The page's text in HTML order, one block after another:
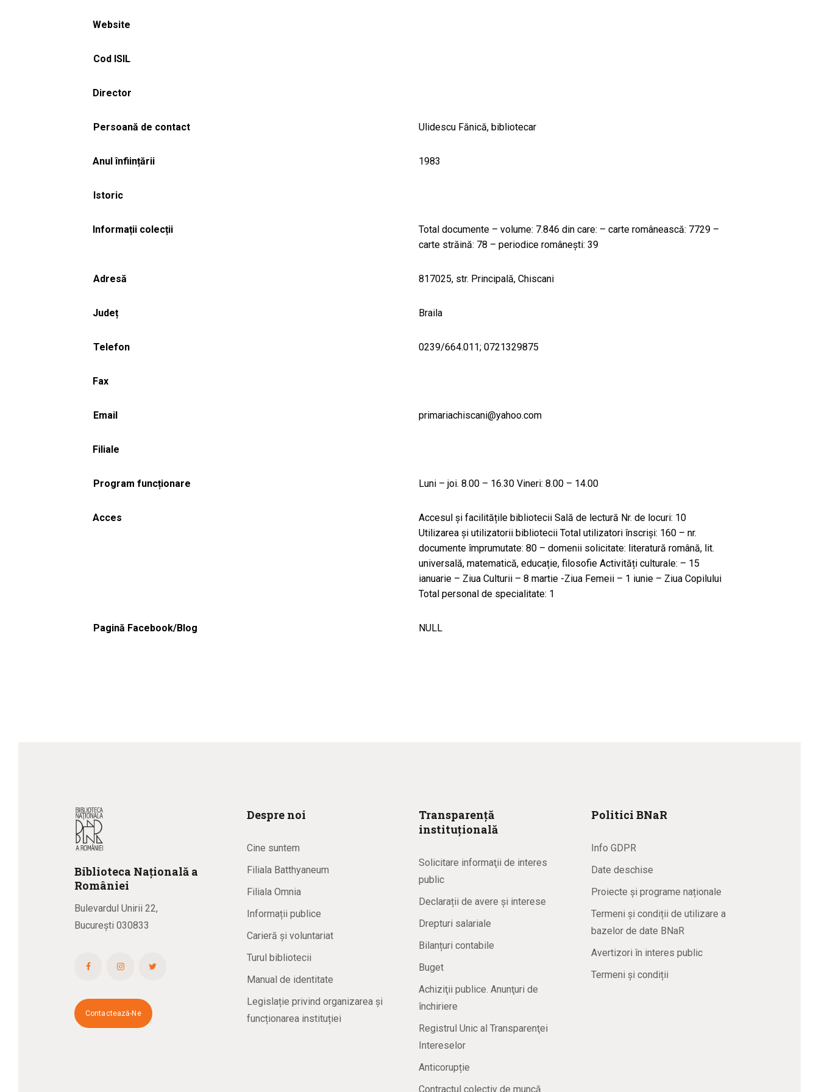
Website
Cod ISIL
Director
Persoană de contact Ulidescu Fănică, bibliotecar
Anul înființării 1983
Istoric
Informații colecții
Total documente – volume: 7.846 din care: – carte românească: 7729 –
carte străină: 78 – periodice românești: 39
Adresă 817025, str. Principală, Chiscani
Județ Braila
Telefon 0239/664.011; 0721329875
Fax
Email primariachiscani@yahoo.com
Filiale
Program funcționare Luni – joi. 8.00 – 16.30 Vineri: 8.00 – 14.00
Acces
Accesul și facilitățile bibliotecii Sală de lectură Nr. de locuri: 10
Utilizarea și utilizatorii bibliotecii Total utilizatori înscriși: 160 – nr.
documente împrumutate: 80 – domenii solicitate: literatură română, lit.
universală, matematică, educație, filosofie Activități culturale: – 15
ianuarie – Ziua Culturii – 8 martie -Ziua Femeii – 1 iunie – Ziua Copilului
Total personal de specialitate: 1
Pagină Facebook/Blog NULL
Biblioteca Națională a
României
Bulevardul Unirii 22,
București 030833
Contactează-Ne
Despre noi
Cine suntem
Filiala Batthyaneum
Filiala Omnia
Informații publice
Carieră și voluntariat
Turul bibliotecii
Manual de identitate
Legislație privind organizarea și
funcționarea instituției
Transparență
instituțională
Solicitare informaţii de interes
public
Declarații de avere și interese
Drepturi salariale
Bilanțuri contabile
Buget
Achiziţii publice. Anunţuri de
închiriere
Registrul Unic al Transparenţei
Intereselor
Anticorupție
Contractul colectiv de muncă
Politici BNaR
Info GDPR
Date deschise
Proiecte și programe naționale
Termeni și condiții de utilizare a
bazelor de date BNaR
Avertizori în interes public
Termeni și condiții